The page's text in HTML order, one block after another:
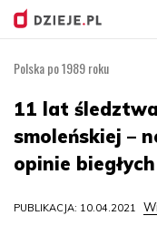
Polska po 1989 roku
11 lat
smoleńskiej –
opinie biegłych
PUBLIKACJA: 10.04.2021